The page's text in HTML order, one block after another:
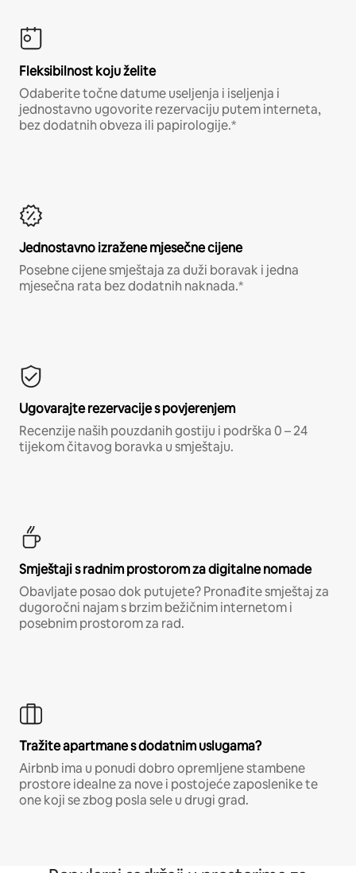
Fleksibilnost koju želite
Odaberite točne datume useljenja i iseljenja i
jednostavno ugovorite rezervaciju putem interneta,
bez dodatnih obveza ili papirologije.*
Jednostavno izražene mjesečne cijene
Posebne cijene smještaja za duži boravak i jedna
mjesečna rata bez dodatnih naknada.*
Ugovarajte rezervacije s povjerenjem
Recenzije naših pouzdanih gostiju i podrška 0 – 24
tijekom čitavog boravka u smještaju.
Smještaji s radnim prostorom za digitalne nomade
Obavljate posao dok putujete? Pronađite smještaj za
dugoročni najam s brzim bežičnim internetom i
posebnim prostorom za rad.
Tražite apartmane s dodatnim uslugama?
Airbnb ima u ponudi dobro opremljene stambene
prostore idealne za nove i postojeće zaposlenike te
one koji se zbog posla sele u drugi grad.